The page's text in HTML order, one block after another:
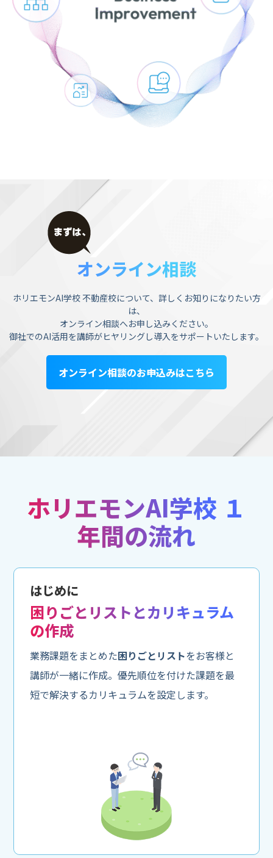
オンライン相談
ホリエモンAI学校 不動産校について、詳しくお知りになりたい方
は、
オンライン相談へお申し込みください。
御社でのAI活用を講師がヒヤリングし導入をサポートいたします。
オンライン相談のお申込みはこちら
ホリエモンAI学校 １
年間の流れ
はじめに
困りごとリストとカリキュラム
の作成
業務課題をまとめた困りごとリストをお客様と
講師が一緒に作成。優先順位を付けた課題を最
短で解決するカリキュラムを設定します。